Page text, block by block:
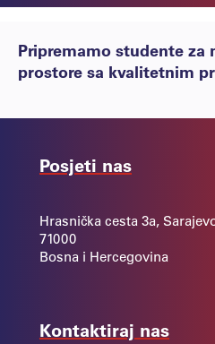
Pripremamo studente za
prostore sa kvalitetnim
Posjeti nas
Hrasnička cesta 3a,
71000
Bosna i Hercegovina
Kontaktiraj nas